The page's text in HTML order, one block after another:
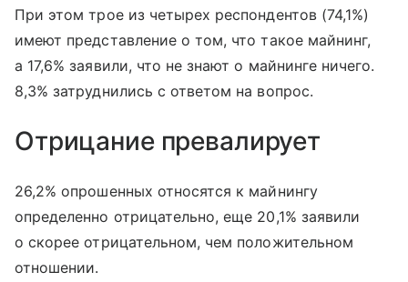
При этом трое из четырех респондентов (74,1%)
имеют представление о том, что такое майнинг,
а 17,6% заявили, что не знают о майнинге ничего.
8,3% затруднились с ответом на вопрос.
Отрицание превалирует
26,2% опрошенных относятся к майнингу
определенно отрицательно, еще 20,1% заявили
о скорее отрицательном, чем положительном
отношении.